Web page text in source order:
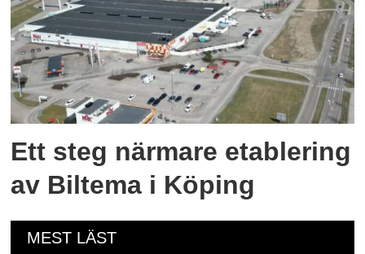
Ett steg närmare etablering
av Biltema i Köping
MEST LÄST